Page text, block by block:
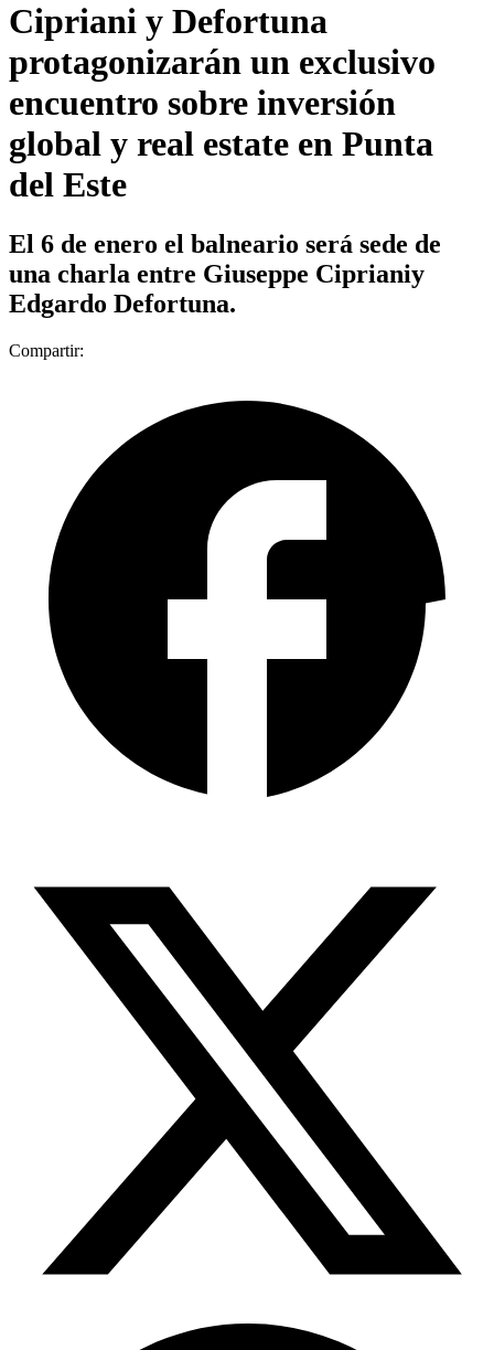
Cipriani y Defortuna
protagonizarán un exclusivo
encuentro sobre inversión
global y real estate en Punta
del Este
El 6 de enero el balneario será sede de
una charla entre Giuseppe Ciprianiy
Edgardo Defortuna.
Compartir: